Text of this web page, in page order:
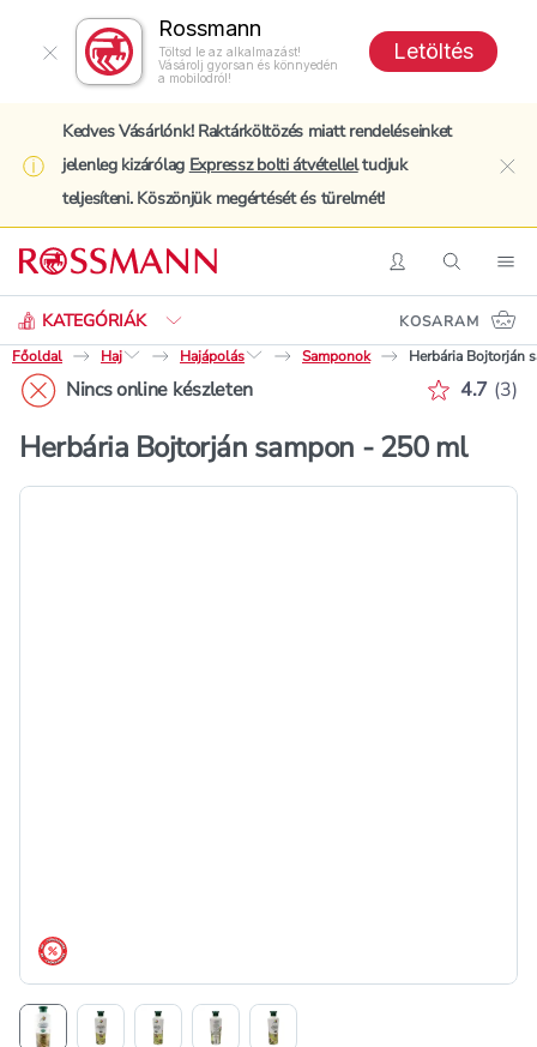
Rossmann
Töltsd le az alkalmazást!
Vásárolj gyorsan és könnyedén
a mobilodról!
Letöltés
Kedves Vásárlónk! Raktárköltözés miatt rendeléseinket
jelenleg kizárólag Expressz bolti átvételleltudjuk
teljesíteni. Köszönjük megértését és türelmét!
BelépésKeresés
KATEGÓRIÁK
Keresés
KOSARAM
Főoldal
Haj Hajápolás Samponok Herbária Bojtorján
Nincs online készleten 4.7 (3)
Herbária Bojtorján sampon - 250 ml
árréscsökkentés